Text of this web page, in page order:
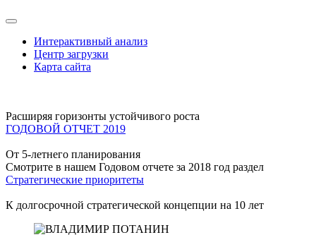
Интерактивный анализ
Центр загрузки
Карта сайта
Расширяя горизонты устойчивого роста
ГОДОВОЙ ОТЧЕТ 2019
От 5-летнего планирования
Смотрите в нашем Годовом отчете за 2018 год раздел
Стратегические приоритеты
К долгосрочной стратегической концепции на 10 лет